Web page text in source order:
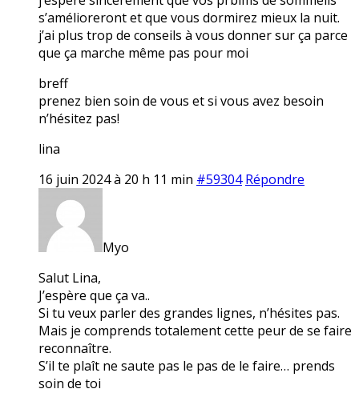
s’amélioreront et que vous dormirez mieux la nuit.
j’ai plus trop de conseils à vous donner sur ça parce
que ça marche même pas pour moi
breff
prenez bien soin de vous et si vous avez besoin
n’hésitez pas!
lina
16 juin 2024 à 20 h 11 min #59304 Répondre
Myo
Salut Lina,
J’espère que ça va..
Si tu veux parler des grandes lignes, n’hésites pas.
Mais je comprends totalement cette peur de se faire
reconnaître.
S’il te plaît ne saute pas le pas de le faire… prends
soin de toi